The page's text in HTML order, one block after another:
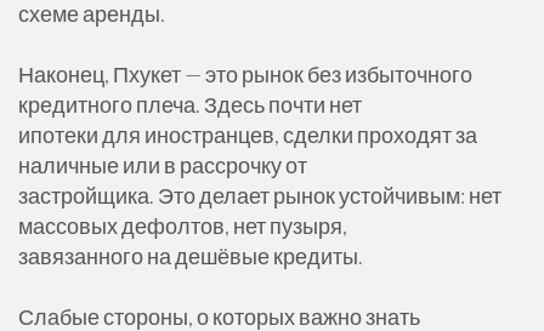
схеме аренды.
Наконец, Пхукет — это рынок без избыточного
кредитного плеча. Здесь почти нет
ипотеки для иностранцев, сделки проходят за
наличные или в рассрочку от
застройщика. Это делает рынок устойчивым: нет
массовых дефолтов, нет пузыря,
завязанного на дешёвые кредиты.
Слабые стороны, о которых важно знать